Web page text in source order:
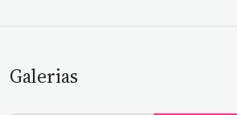
Galerias